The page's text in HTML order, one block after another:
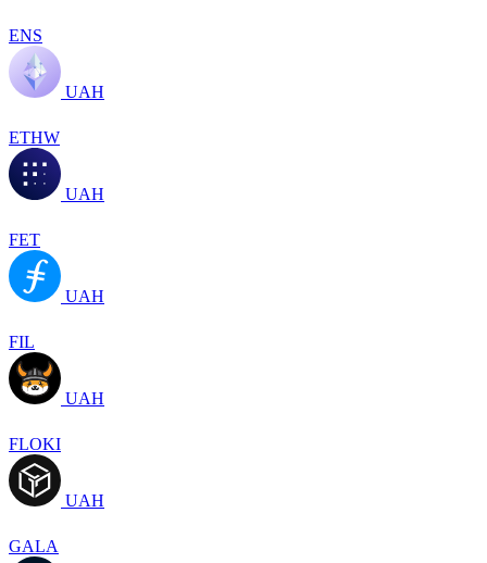
ENS
UAH
ETHW
UAH
FET
UAH
FIL
UAH
FLOKI
UAH
GALA